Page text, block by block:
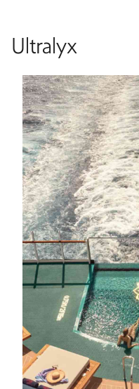
Ultralyx